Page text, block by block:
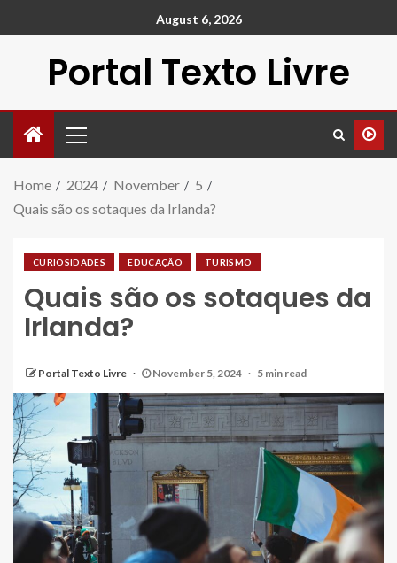
August 6, 2026
Portal Texto Livre
Home 2024 November
5
Quais são os sotaques da Irlanda?
CURIOSIDADES EDUCAÇÃO TURISMO
Quais são os sotaques da
Irlanda?
Portal Texto Livre November 5, 2024 5 min read